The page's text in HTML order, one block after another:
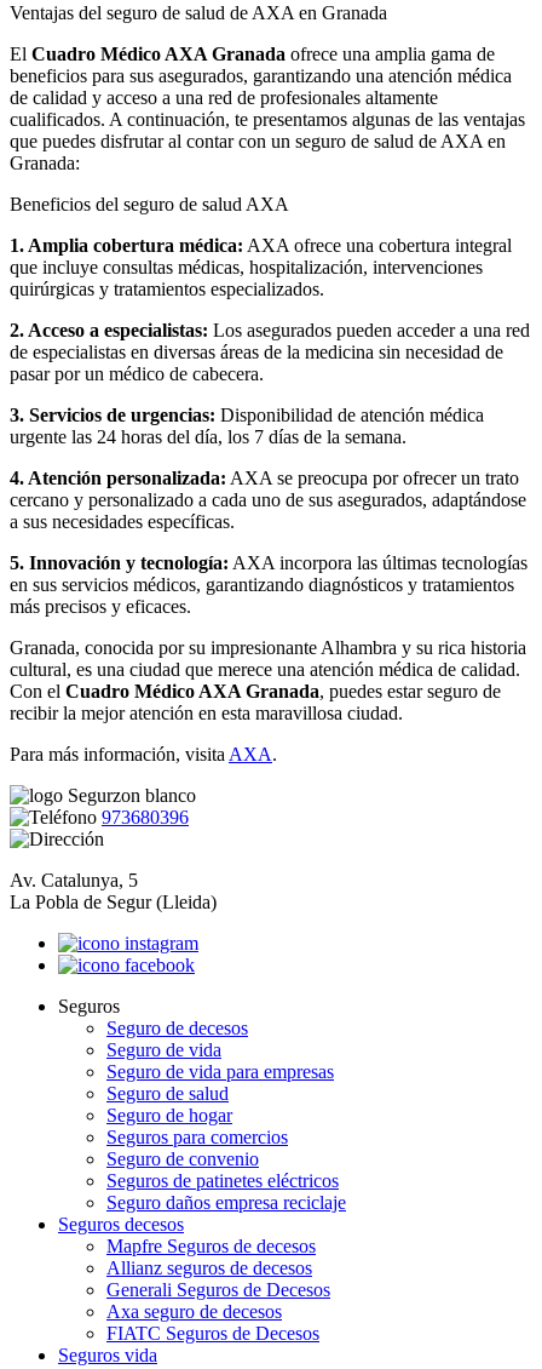
Ventajas del seguro de salud de AXA en Granada
El Cuadro Médico AXA Granada ofrece una amplia gama de
beneficios para sus asegurados, garantizando una atención médica
de calidad y acceso a una red de profesionales altamente
cualificados. A continuación, te presentamos algunas de las ventajas
que puedes disfrutar al contar con un seguro de salud de AXA en
Granada:
Beneficios del seguro de salud AXA
1. Amplia cobertura médica: AXA ofrece una cobertura integral
que incluye consultas médicas, hospitalización, intervenciones
quirúrgicas y tratamientos especializados.
2. Acceso a especialistas: Los asegurados pueden acceder a una red
de especialistas en diversas áreas de la medicina sin necesidad de
pasar por un médico de cabecera.
3. Servicios de urgencias: Disponibilidad de atención médica
urgente las 24 horas del día, los 7 días de la semana.
4. Atención personalizada: AXA se preocupa por ofrecer un trato
cercano y personalizado a cada uno de sus asegurados, adaptándose
a sus necesidades específicas.
5. Innovación y tecnología: AXA incorpora las últimas tecnologías
en sus servicios médicos, garantizando diagnósticos y tratamientos
más precisos y eficaces.
Granada, conocida por su impresionante Alhambra y su rica historia
cultural, es una ciudad que merece una atención médica de calidad.
Con el Cuadro Médico AXA Granada, puedes estar seguro de
recibir la mejor atención en esta maravillosa ciudad.
Para más información, visita AXA.
973680396
Av. Catalunya, 5
La Pobla de Segur (Lleida)
Seguros
Seguro de decesos
Seguro de vida
Seguro de vida para empresas
Seguro de salud
Seguro de hogar
Seguros para comercios
Seguro de convenio
Seguros de patinetes eléctricos
Seguro daños empresa reciclaje
Seguros decesos
Mapfre Seguros de decesos
Allianz seguros de decesos
Generali Seguros de Decesos
Axa seguro de decesos
FIATC Seguros de Decesos
Seguros vida